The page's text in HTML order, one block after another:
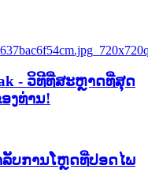
- ວິທີທີ່ສະຫຼາດທີ່ສຸດ
ງທ່ານ!
ບການໂຫຼດທີ່ປອດໄພ